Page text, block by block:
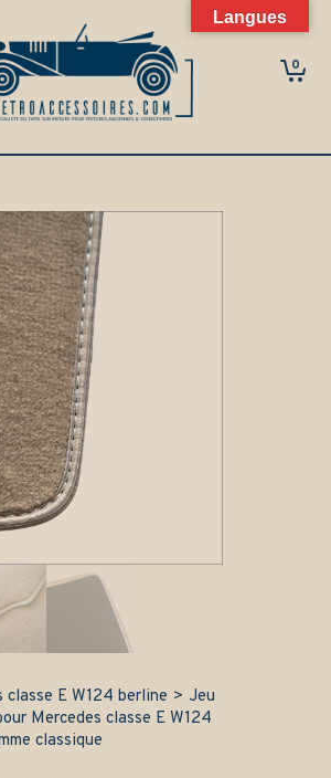
0
classe E W124 berline > Jeu
Mercedes classe E W124
classique
Langues